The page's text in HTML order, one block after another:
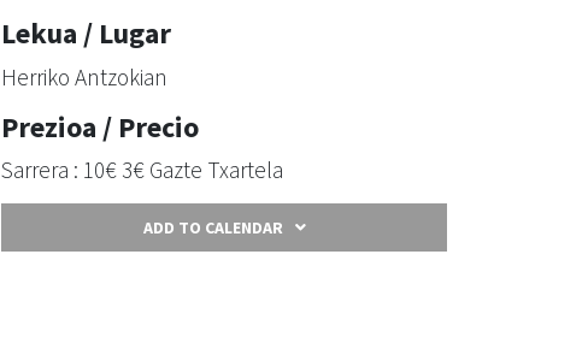
Lekua / Lugar
Herriko Antzokian
Prezioa / Precio
Sarrera : 10€ 3€ Gazte Txartela
ADD TO CALENDAR